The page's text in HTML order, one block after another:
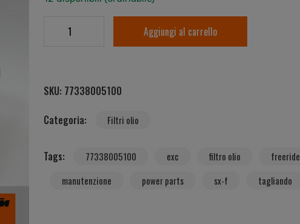
Aggiungi al carrello
SKU: 77338005100
Categoria:
Filtri olio
Tags: 77338005100 exc filtro olio freeride
manutenzione
power parts sx-f tagliando